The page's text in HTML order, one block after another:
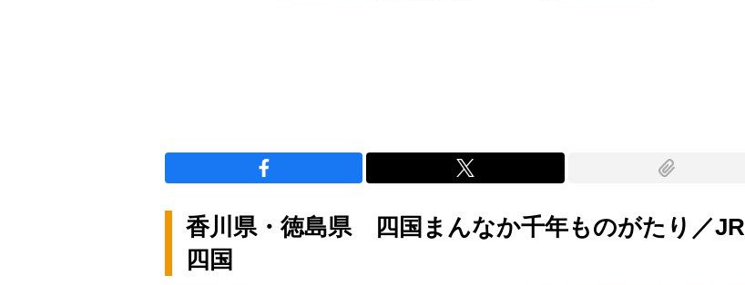
香川県・徳島県 四国まんなか千年ものがたり／JR
四国